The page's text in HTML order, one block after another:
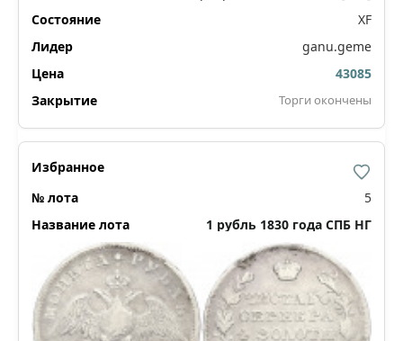
XF
ganu.geme
43085
Торги окончены
5
1 рубль 1830 года СПБ НГ